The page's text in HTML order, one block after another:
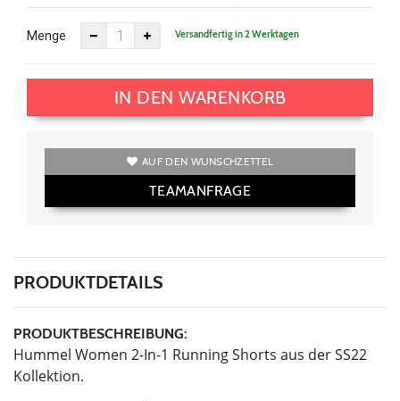
Menge Versandfertig in 2 Werktagen
IN DEN WARENKORB
AUF DEN WUNSCHZETTEL
TEAMANFRAGE
PRODUKTDETAILS
PRODUKTBESCHREIBUNG:
Hummel Women 2-In-1 Running Shorts aus der SS22
Kollektion.